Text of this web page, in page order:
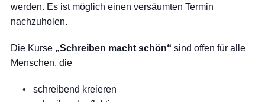
BLOG
IMPRESSUM
werden. Es ist möglich einen versäumten Termin
nachzuholen.
Die Kurse „Schreiben macht schön“ sind offen für alle
Menschen, die
schreibend kreieren